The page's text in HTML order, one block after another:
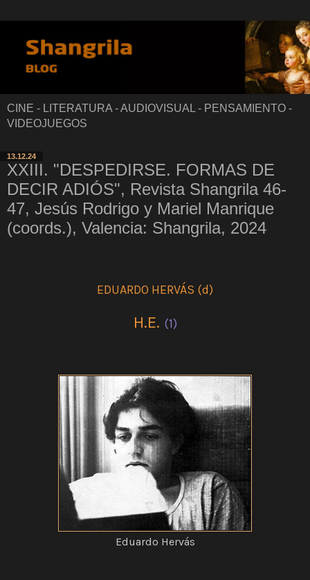
CINE - LITERATURA - AUDIOVISUAL - PENSAMIENTO -
VIDEOJUEGOS
13.12.24
XXIII. "DESPEDIRSE. FORMAS DE
DECIR ADIÓS", Revista Shangrila 46-
47, Jesús Rodrigo y Mariel Manrique
(coords.), Valencia: Shangrila, 2024
EDUARDO HERVÁS (d)
H.E. (1)
Eduardo Hervás